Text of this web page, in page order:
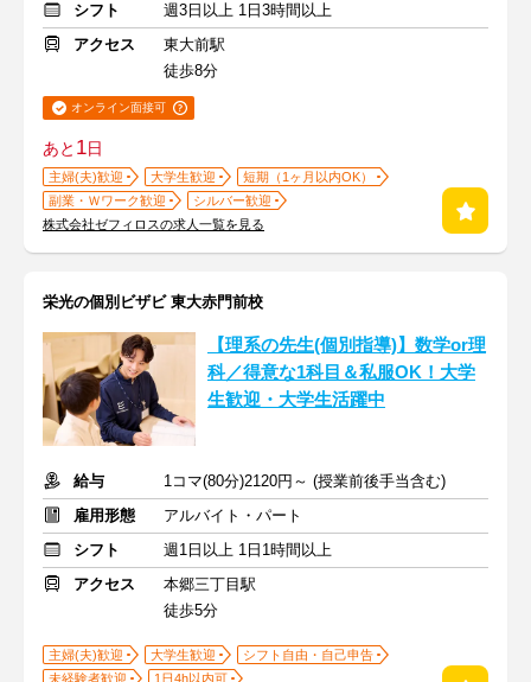
シフト
週3日以上 1日3時間以上
アクセス
東大前駅
徒歩8分
オンライン面接可
あと 1日
主婦(夫)歓迎 大学生歓迎
短期（1ヶ月以内OK）
副業・Ｗワーク歓迎
シルバー歓迎
株式会社ゼフィロスの求人一覧を見る
栄光の個別ビザビ 東大赤門前校
【理系の先生(個別指導)】数学or理
科／得意な1科目＆私服OK！大学
生歓迎・大学生活躍中
給与
1コマ(80分)2120円～ (授業前後手当含む)
雇用形態
アルバイト・パート
シフト
週1日以上 1日1時間以上
アクセス
本郷三丁目駅
徒歩5分
主婦(夫)歓迎 大学生歓迎
シフト自由・自己申告
未経験者歓迎
1日4h以内可